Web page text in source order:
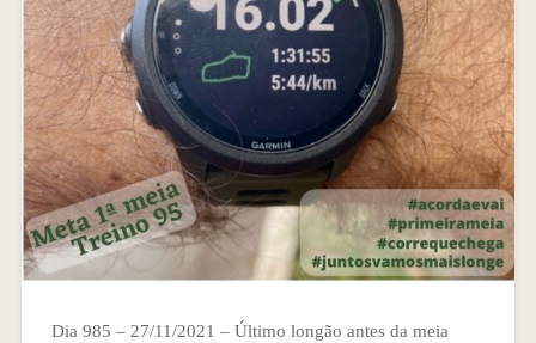
Dia 985 – 27/11/2021 – Último longão antes da meia